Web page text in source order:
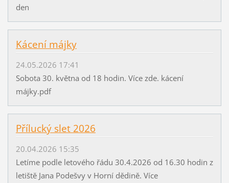
den
Kácení májky
24.05.2026 17:41
Sobota 30. května od 18 hodin. Více zde. kácení
májky.pdf
Přílucký slet 2026
20.04.2026 15:35
Letíme podle letového řádu 30.4.2026 od 16.30 hodin z
letiště Jana Podešvy v Horní dědině. Více